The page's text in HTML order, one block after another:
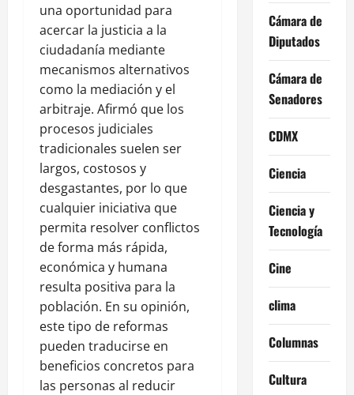
una oportunidad para
acercar la justicia a la
ciudadanía mediante
mecanismos alternativos
como la mediación y el
arbitraje. Afirmó que los
procesos judiciales
tradicionales suelen ser
largos, costosos y
desgastantes, por lo que
cualquier iniciativa que
permita resolver conflictos
de forma más rápida,
económica y humana
resulta positiva para la
población. En su opinión,
este tipo de reformas
pueden traducirse en
beneficios concretos para
las personas al reducir
Cámara de
Diputados
Cámara de
Senadores
CDMX
Ciencia
Ciencia y
Tecnología
Cine
clima
Columnas
Cultura